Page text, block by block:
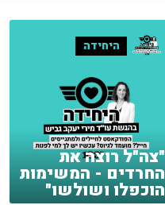
היחידה
"צה"ל רוצה את
החרדים - המשימות
הוכפלו ושולשו"